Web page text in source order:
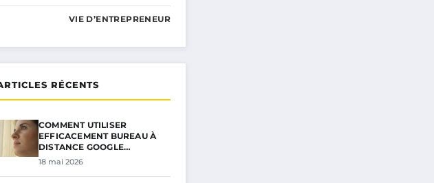
VIE D’ENTREPRENEUR
RÉCENTS
COMMENT UTILISER
EFFICACEMENT BUREAU À
DISTANCE GOOGLE…
18 mai 2026